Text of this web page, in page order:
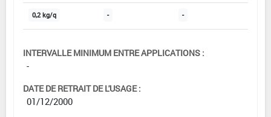
0,2 kg/q - -
INTERVALLE MINIMUM ENTRE APPLICATIONS :
-
DATE DE RETRAIT DE L'USAGE :
01/12/2000